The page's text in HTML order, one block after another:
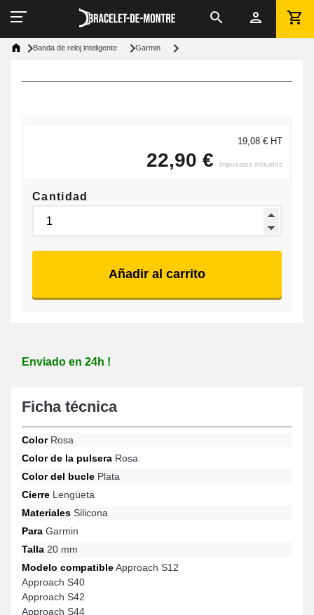
Banda de reloj inteligente Garmin
19,08 € HT
22,90 € impuestos incluidos
Cantidad
Añadir al carrito
Enviado en 24h !
Ficha técnica
ColorRosa
Color de la pulsera Rosa
Color del bucle Plata
Cierre Lengüeta
Materiales Silicona
Para Garmin
Talla 20 mm
Modelo compatibleApproach S12
Approach S40
Approach S42
Approach S44